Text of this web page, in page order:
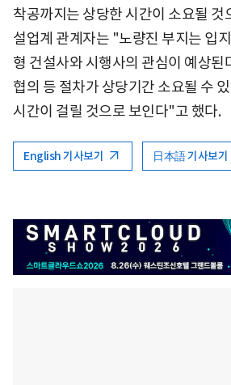
착공까지는 상당한 시간이 소요될 것
설업계 관계자는 "노량진 부지는 입
형 건설사와 시행사의 관심이 예상된
협의 등 절차가 상당기간 소요될 수
시간이 걸릴 것으로 보인다"고 했다.
English 기사보기 日本語 기사보기